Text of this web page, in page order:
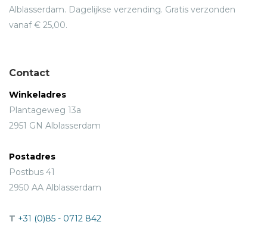
Alblasserdam. Dagelijkse verzending. Gratis verzonden
vanaf € 25,00.
Contact
Winkeladres
Plantageweg 13a
2951 GN Alblasserdam
Postadres
Postbus 41
2950 AA Alblasserdam
T +31 (0)85 - 0712 842